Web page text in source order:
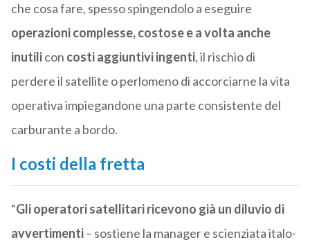
che cosa fare, spesso spingendolo a eseguire
operazioni complesse, costose e a volta anche
inutilicon costi aggiuntivi ingenti, il rischio di
perdere il satellite o perlomeno di accorciarne la vita
operativa impiegandone una parte consistente del
carburante a bordo.
I costi della fretta
“Gli operatori satellitari ricevono già un diluvio di
avvertimenti– sostiene la manager e scienziata italo-